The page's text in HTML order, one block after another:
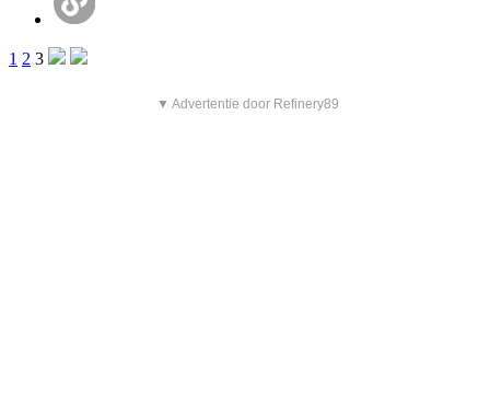
1 2 3
▼ Advertentie door Refinery89